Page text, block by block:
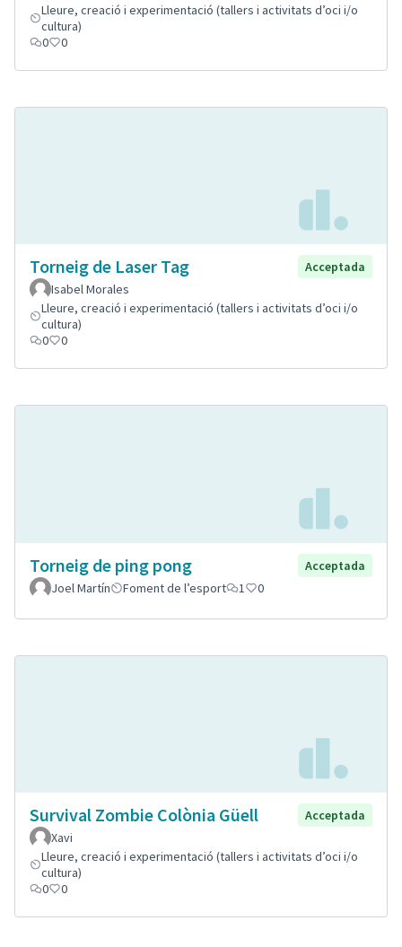
Lleure, creació i experimentació (tallers i activitats d’oci i/o
cultura)
0
0
Torneig de Laser Tag
Acceptada
Isabel Morales
Lleure, creació i experimentació (tallers i activitats d’oci i/o
cultura)
0
0
Torneig de ping pong
Acceptada
Joel Martín
Foment de l’esport 1 0
Survival Zombie Colònia Güell
Acceptada
Xavi
Lleure, creació i experimentació (tallers i activitats d’oci i/o
cultura)
0
0